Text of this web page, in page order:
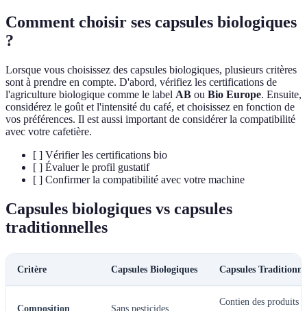
Comment choisir ses capsules biologiques
?
Lorsque vous choisissez des capsules biologiques, plusieurs critères
sont à prendre en compte. D'abord, vérifiez les certifications de
l'agriculture biologique comme le label AB ou Bio Europe. Ensuite,
considérez le goût et l'intensité du café, et choisissez en fonction de
vos préférences. Il est aussi important de considérer la compatibilité
avec votre cafetière.
[ ] Vérifier les certifications bio
[ ] Évaluer le profil gustatif
[ ] Confirmer la compatibilité avec votre machine
Capsules biologiques vs capsules
traditionnelles
Critère Capsules Biologiques Capsules
Composition Sans pesticides
Contien des produits